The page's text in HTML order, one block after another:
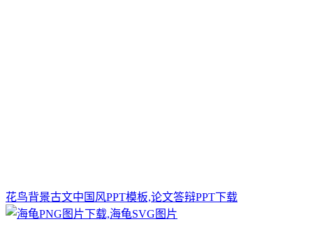
花鸟背景古文中国风PPT模板,论文答辩PPT下载